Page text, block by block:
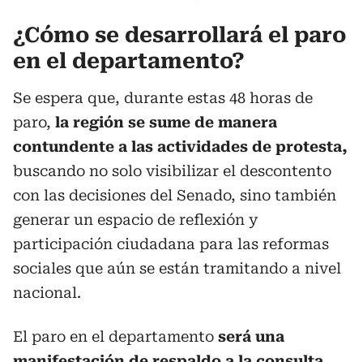
¿Cómo se desarrollará el paro
en el departamento?
Se espera que, durante estas 48 horas de
paro, la región se sume de manera
contundente a las actividades de protesta,
buscando no solo visibilizar el descontento
con las decisiones del Senado, sino también
generar un espacio de reflexión y
participación ciudadana para las reformas
sociales que aún se están tramitando a nivel
nacional.
El paro en el departamento será una